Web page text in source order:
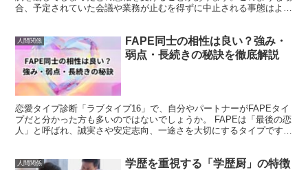
合、予定されていた会議や業務が止むを得ずに中止される事態はよく
人間関係
FAPE同士の相性は良い？強み・
弱点・長続きの秘訣を徹底解説
恋愛タイプ診断「ラブタイプ16」で、自分やパートナーがFAPEタイ
プだと分かった方も多いのではないでしょうか。 FAPEは「最後の恋
人」と呼ばれ、誠実さや安定志向、一途さを大切にするタイプです。
人間関係
学歴を重視する「学歴厨」の特徴